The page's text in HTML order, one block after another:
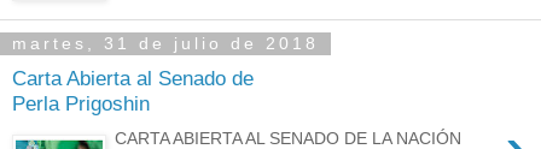
martes, 31 de julio de 2018
Carta Abierta al Senado de
Perla Prigoshin
CARTA ABIERTA AL SENADO DE LA NACIÓN